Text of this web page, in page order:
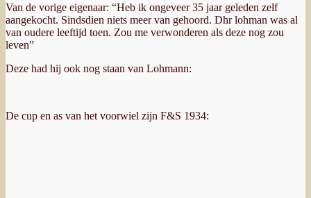
Van de vorige eigenaar: “Heb ik ongeveer 35 jaar geleden zelf
aangekocht. Sindsdien niets meer van gehoord. Dhr lohman was al
van oudere leeftijd toen. Zou me verwonderen als deze nog zou
leven”
Deze had hij ook nog staan van Lohmann:
De cup en as van het voorwiel zijn F&S 1934: